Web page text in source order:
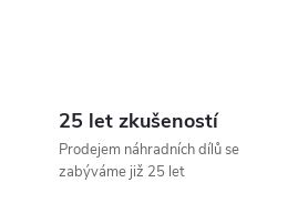
25 let zkušeností
Prodejem náhradních dílů se
zabýváme již 25 let